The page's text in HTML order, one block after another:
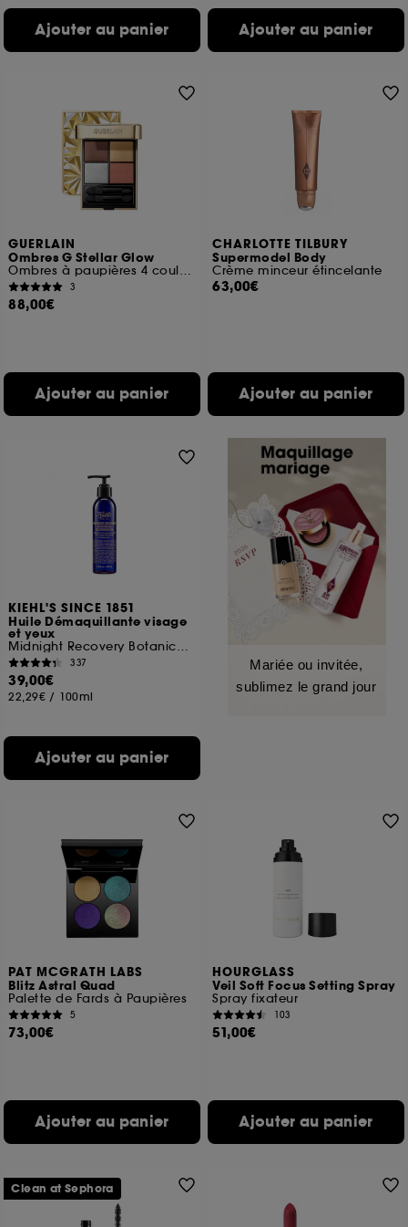
Ajouter au panier Ajouter au panier
GUERLAIN
Ombres G Stellar Glow
Ombres à paupières 4 couleurs
3
88,00€
Ajouter au panier
CHARLOTTE TILBURY
Supermodel Body
Crème minceur étincelante
63,00€
Ajouter au panier
KIEHL'S SINCE 1851
Huile Démaquillante visage
et yeux
Midnight Recovery Botanical Cleansing Oil
337
39,00€
22,29€ / 100ml
Ajouter au panier
Mariée ou invitée,
sublimez le grand jour
PAT MCGRATH LABS
Blitz Astral Quad
Palette de Fards à Paupières
5
73,00€
Ajouter au panier
HOURGLASS
Veil Soft Focus Setting Spray
Spray fixateur
103
51,00€
Ajouter au panier
Clean at Sephora